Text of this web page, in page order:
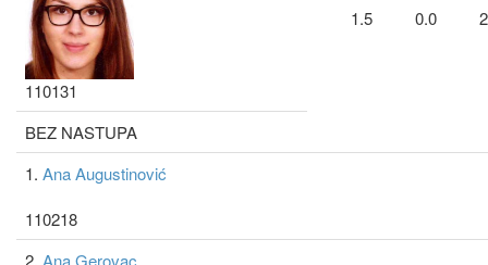
110131
1.5 0.0
BEZ NASTUPA
1. Ana Augustinović
110218
2. Ana Gerovac